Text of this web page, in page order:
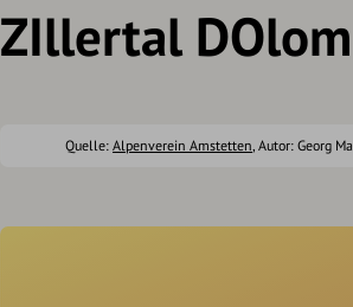
ZIllertal
Quelle: Alpenverein Amstetten, Autor: Georg